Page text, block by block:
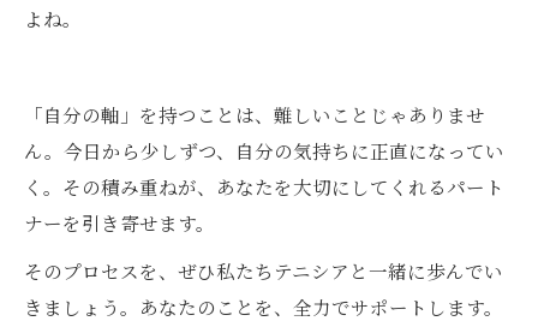
よね。
「自分の軸」を持つことは、難しいことじゃありませ
ん。今日から少しずつ、自分の気持ちに正直になってい
く。その積み重ねが、あなたを大切にしてくれるパート
ナーを引き寄せます。
そのプロセスを、ぜひ私たちテニシアと一緒に歩んでい
きましょう。あなたのことを、全力でサポートします。